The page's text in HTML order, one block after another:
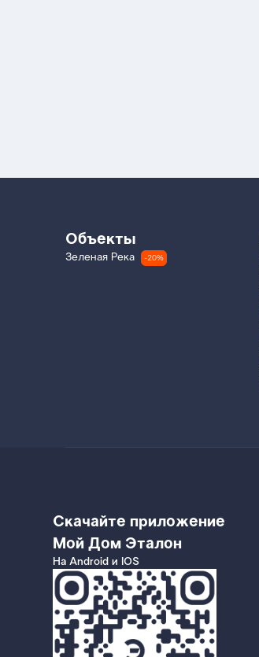
Объекты
Зеленая Река -20%
Скачайте приложение
Мой Дом Эталон
На Android и IOS